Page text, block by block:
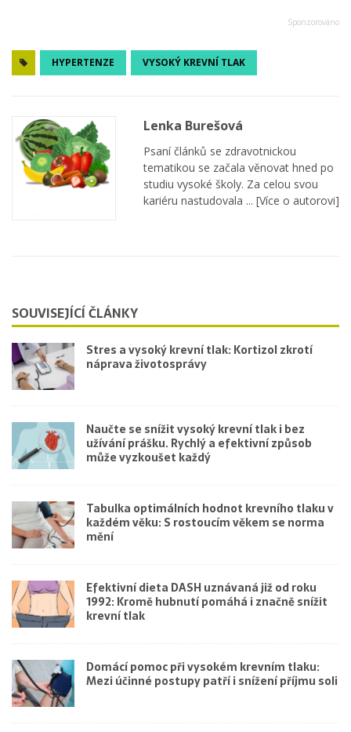
HYPERTENZE VYSOKÝ KREVNÍ TLAK
Lenka Burešová
Psaní článků se zdravotnickou
tematikou se začala věnovat hned po
studiu vysoké školy. Za celou svou
kariéru nastudovala ... [Více o autorovi]
SOUVISEJÍCÍ ČLÁNKY
Stres a vysoký krevní tlak: Kortizol zkrotí
náprava životosprávy
Naučte se snížit vysoký krevní tlak i bez
užívání prášku. Rychlý a efektivní způsob
může vyzkoušet každý
Tabulka optimálních hodnot krevního tlaku v
každém věku: S rostoucím věkem se norma
mění
Efektivní dieta DASH uznávaná již od roku
1992: Kromě hubnutí pomáhá i značně snížit
krevní tlak
Domácí pomoc při vysokém krevním tlaku:
Mezi účinné postupy patří i snížení příjmu soli